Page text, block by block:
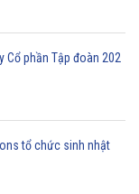
Cổ phần Tập đoàn 202
tổ chức sinh nhật